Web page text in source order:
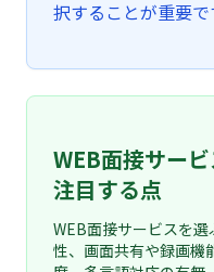
択することが重要で
WEB面接サー
注目する点
WEB面接サービスを
性、画面共有や録画機